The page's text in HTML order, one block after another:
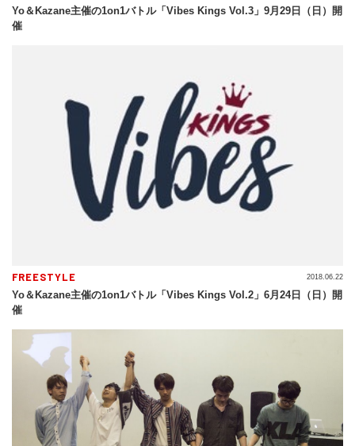
Yo＆Kazane主催の1on1バトル「Vibes Kings Vol.3」9月29日（日）開
催
FREESTYLE
Yo＆Kazane主催の1on1バトル「Vibes Kings Vol.2」6月24日（日）開
催
2018.06.22